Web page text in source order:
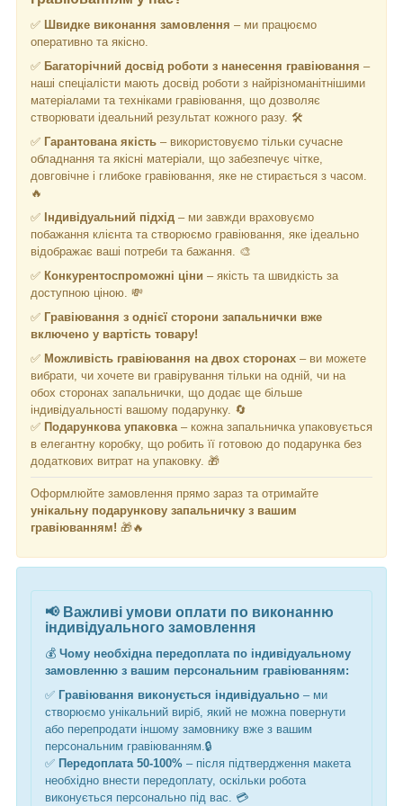
✅ Швидке виконання замовлення – ми працюємо
оперативно та якісно.
✅ Багаторічний досвід роботи з нанесення гравіювання –
наші спеціалісти мають досвід роботи з найрізноманітнішими
матеріалами та техніками гравіювання, що дозволяє
створювати ідеальний результат кожного разу. 🛠️
✅ Гарантована якість – використовуємо тільки сучасне
обладнання та якісні матеріали, що забезпечує чітке,
довговічне і глибоке гравіювання, яке не стирається з часом.
🔥
✅ Індивідуальний підхід – ми завжди враховуємо
побажання клієнта та створюємо гравіювання, яке ідеально
відображає ваші потреби та бажання. 🎨
✅ Конкурентоспроможні ціни – якість та швидкість за
доступною ціною. 💸
✅ Гравіювання з однієї сторони запальнички вже
включено у вартість товару!
✅ Можливість гравіювання на двох сторонах – ви можете
вибрати, чи хочете ви гравірування тільки на одній, чи на
обох сторонах запальнички, що додає ще більше
індивідуальності вашому подарунку. 🔄
✅ Подарункова упаковка– кожна запальничка упаковується
в елегантну коробку, що робить її готовою до подарунка без
додаткових витрат на упаковку. 🎁
Оформлюйте замовлення прямо зараз та отримайте
унікальну подарункову запальничку з вашим
гравіюванням! 🎁🔥
📢Важливі умови оплати по виконанню
індивідуального замовлення
💰 Чому необхідна передоплата по індивідуальному
замовленню з вашим персональним гравіюванням:
✅ Гравіювання виконується індивідуально – ми
створюємо унікальний виріб, який не можна повернути
або перепродати іншому замовнику вже з вашим
персональним гравіюванням .🔒
✅ Передоплата 50-100% – після підтвердження макета
необхідно внести передоплату, оскільки робота
виконується персонально під вас. 💳